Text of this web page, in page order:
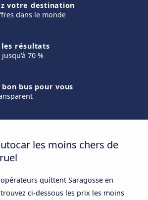
votre destination
dans le monde
les résultats
70 %
bus pour vous
les moins chers de
quittent Saragosse en
ci-dessous les prix les moins